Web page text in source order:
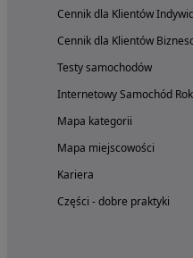
Cennik dla Klientów
Cennik dla Klientów
Testy samochodów
Internetowy Samochód
Mapa kategorii
Mapa miejscowości
Kariera
Części - dobre praktyki